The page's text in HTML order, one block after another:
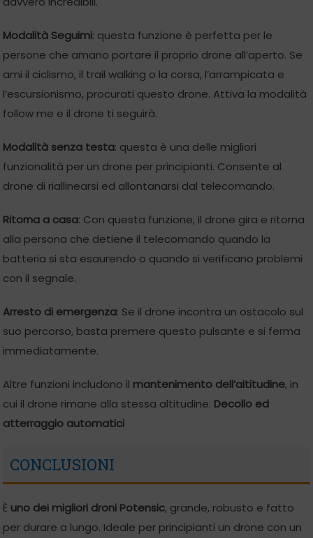
Modalità Seguimi: questa funzione è perfetta per le
persone che amano portare il proprio drone all’aperto. Se
ami il ciclismo, il trail walking o la corsa, l’arrampicata e
l’escursionismo, procurati questo drone. Attiva la modalità
follow me e il drone ti seguirà.
Modalità senza testa: questa è una delle migliori
funzionalità per un drone per principianti. Consente al
drone di riallinearsi ed allontanarsi dal telecomando.
Ritorna a casa: Con questa funzione, il drone gira e ritorna
alla persona che detiene il telecomando quando la
batteria si sta esaurendo o quando si verificano problemi
con il segnale.
Arresto di emergenza: Se il drone incontra un ostacolo sul
suo percorso, basta premere questo pulsante e si ferma
immediatamente.
Altre funzioni includono il mantenimento dell’altitudine, in
cui il drone rimane alla stessa altitudine. Decollo ed
atterraggio automatici
CONCLUSIONI
È uno dei migliori droni Potensic, grande, robusto e fatto
per durare a lungo. Ideale per principianti un drone con un